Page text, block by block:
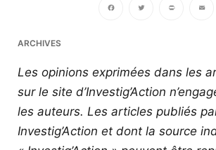
ARCHIVES
Les opinions exprimées dans les
sur le site d’Investig’Action
les auteurs. Les articles publiés
Investig’Action et dont la source